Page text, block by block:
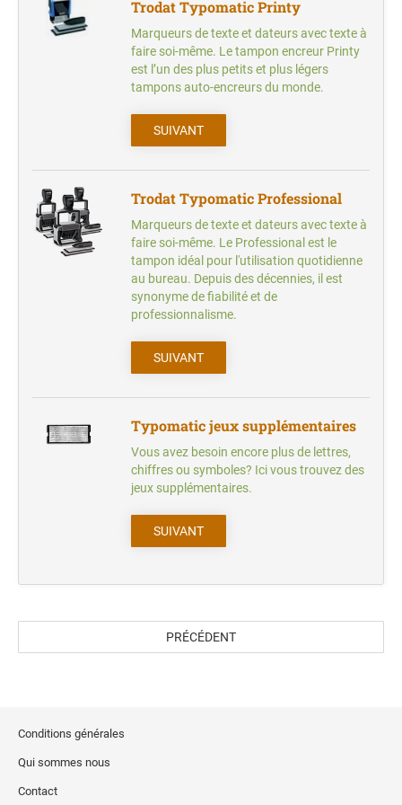
TRODAT CLASSIC NUMÉROTEURS
TRODAT CLASSIC DATEURS ET
REINER DATEURS AVEC TEXTE
RECHARGES POUR CACHETS REINER
ENCRES SPÉCIALES
110 encre UV + 117 encre néon
325 encre pour marquer les textiles
170 encre pour oeufs, 119 encre pour emballage
199PO encre à tampon universelle, à séchage très rapide
433 encre avec extra pigment
TAMPONS ENCREURS MÉTALLIQUES
HERI CLASSIC
HERI DIAGONAL WAVE
FORMULE COMMERCIALE - FRANÇAIS
SWOP-PAD RECHARGES PRINTY
SWOP-PAD RECHARGES PROFESSIONAL
TAMPONS ENCREURS SÉPARÉS
Plaques-Texte Séparé
PLAQUE-TEXTE SÉPARÉE POUR TRODAT
PRINTY LINE CACHETS AVEC TEXTE
PLAQUES-TEXTE SÉPARÉ POUR TRODAT
PROFESSINAL LINE CACHETS AVEC TEXTE
PLAQUES-TEXTE POUR TRODAT PRINTY
LINE DATEURS
PLAQUES-TEXTE SÉPARÉ POUR TRODAT
PROFESSIONAL LINE DATEURS
Trodat Typomatic Printy
Marqueurs de texte et dateurs avec texte à
faire soi-même. Le tampon encreur Printy
est l’un des plus petits et plus légers
tampons auto-encreurs du monde.
SUIVANT
Trodat Typomatic Professional
Marqueurs de texte et dateurs avec texte à
faire soi-même. Le Professional est le
tampon idéal pour l'utilisation quotidienne
au bureau. Depuis des décennies, il est
synonyme de fiabilité et de
professionnalisme.
SUIVANT
Typomatic jeux supplémentaires
Vous avez besoin encore plus de lettres,
chiffres ou symboles? Ici vous trouvez des
jeux supplémentaires.
SUIVANT
PRÉCÉDENT
Conditions générales
Qui sommes nous
Contact